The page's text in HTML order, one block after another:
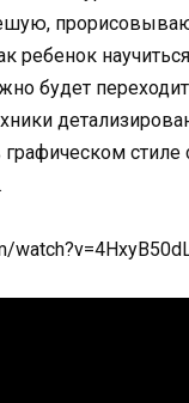
ребенок
будет
графическом